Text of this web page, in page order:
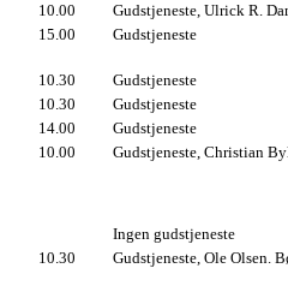
10.00
Gudstjeneste, Ulrick R.
15.00 Gudstjeneste
10.30
Gudstjeneste
10.30
Gudstjeneste
14.00
Gudstjeneste
10.00 Gudstjeneste, Christian
Ingen gudstjeneste
10.30
Gudstjeneste, Ole Olsen.